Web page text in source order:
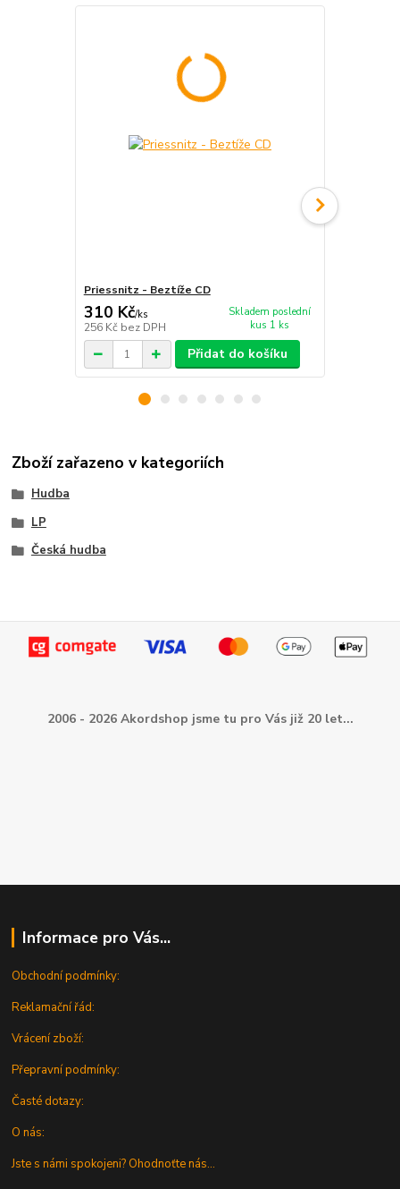
Priessnitz - Beztíže CD
310 Kč/ks
256 Kč bez DPH
Skladem poslední
kus 1 ks
Přidat do košíku
Zboží zařazeno v kategoriích
Hudba
LP
Česká hudba
2006 - 2026 Akordshop jsme tu pro Vás již 20 let...
Informace pro Vás...
Obchodní podmínky:
Reklamační řád:
Vrácení zboží:
Přepravní podmínky:
Časté dotazy:
O nás:
Jste s námi spokojeni? Ohodnoťte nás...